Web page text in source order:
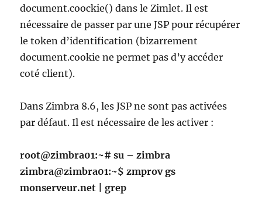
document.coockie() dans le Zimlet. Il est
nécessaire de passer par une JSP pour récupérer
le token d’identification (bizarrement
document.cookie ne permet pas d’y accéder
coté client).
Dans Zimbra 8.6, les JSP ne sont pas activées
par défaut. Il est nécessaire de les activer :
root@zimbra01:~# su – zimbra
zimbra@zimbra01:~$ zmprov gs
monserveur.net | grep